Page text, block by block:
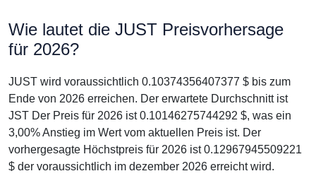
Wie lautet die JUST Preisvorhersage
für 2026?
JUST wird voraussichtlich 0.10374356407377 $ bis zum
Ende von 2026 erreichen. Der erwartete Durchschnitt ist
JST Der Preis für 2026 ist 0.10146275744292 $, was ein
3,00% Anstieg im Wert vom aktuellen Preis ist. Der
vorhergesagte Höchstpreis für 2026 ist 0.12967945509221
$ der voraussichtlich im dezember 2026 erreicht wird.